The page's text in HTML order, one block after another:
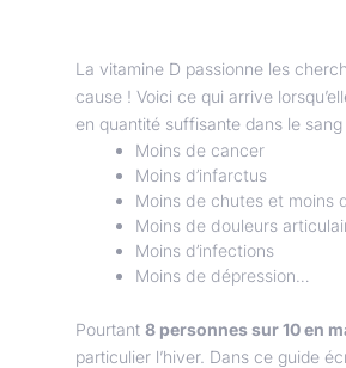
La vitamine D passionne les
cause ! Voici ce qui arrive
en quantité suffisante dans le sang
Moins de cancer
Moins d’infarctus
Moins de chutes et moins
Moins de douleurs
Moins d’infections
Moins de dépression…
Pourtant 8 personnes sur 10 en
particulier l’hiver. Dans ce guide